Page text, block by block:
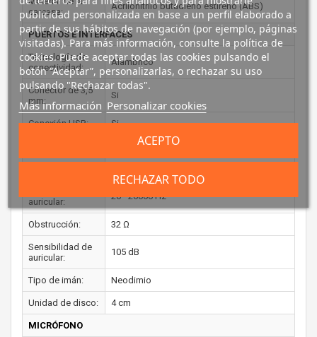
carcasa:
Acrilonitrilo butadieno estireno (ABS)
PUERTOS E INTERFACES
Tecnología de
conectividad:
Alámbrico
Conector de 3,5
mm:
Si
Conexión USB: Si
auricular:
20 - 20000 Hz
Obstrucción: 32 Ω
Sensibilidad de
auricular:
105 dB
Tipo de imán: Neodimio
Unidad de disco: 4 cm
MICRÓFONO
publicidad personalizada en base a un perfil elaborado a
partir de sus hábitos de navegación (por ejemplo, páginas
visitadas). Para más información, consulte la política de
cookies. Puede aceptar todas las cookies pulsando el
botón “Aceptar”, personalizarlas, o rechazar su uso
pulsando "Rechazar todas".
Más información Personalizar cookies
RECHAZAR TODO
ACEPTO